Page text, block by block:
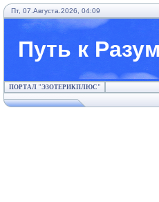
Пт, 07.Августа.2026, 04:09
Путь к
ПОРТАЛ "ЭЗОТЕРИКПЛЮС"